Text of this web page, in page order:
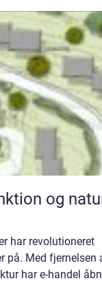
og
har revolutioneret
på. Med fjernelsen
har e-handel